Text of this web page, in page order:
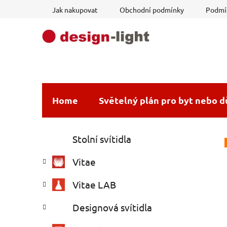
Jak nakupovat Obchodní podmínky
Home Světelný plán pro byt nebo
s
r
n
kategorie
e
o
i
Stolní svítidla
Vitae
Vitae LAB
Designová svítidla